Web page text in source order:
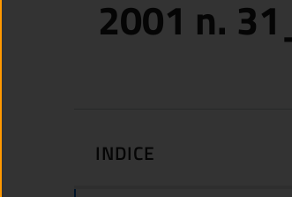
2001 n.
INDICE